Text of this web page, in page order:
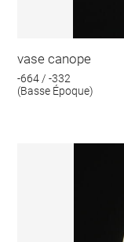
vase canope
-664 / -332
(Basse Époque)